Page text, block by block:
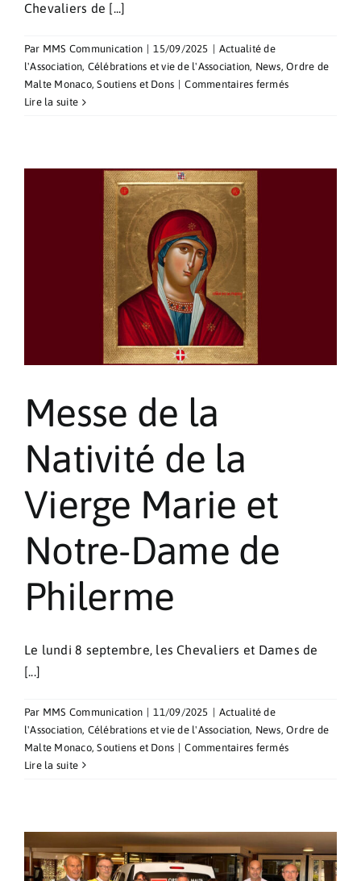
Chevaliers de [...]
Par MMS Communication 15/09/2025
Actualité de
l'Association, Célébrations et vie de l'Association, News,Ordre de
Malte Monaco,Soutiens et Dons Commentaires ferméssur
de
Lire la suite
Messe de la
Nativité de la
Vierge Marie et
Notre-Dame de
Philerme
Le lundi 8 septembre, les Chevaliers et Dames de
[...]
Par MMS Communication | 11/09/2025 | Actualité de
l'Association, Célébrations et vie de l'Association, News,Ordre de
Malte Monaco,Soutiens et Dons | Commentaires ferméssur
de
la
Vierge
Lire la suite